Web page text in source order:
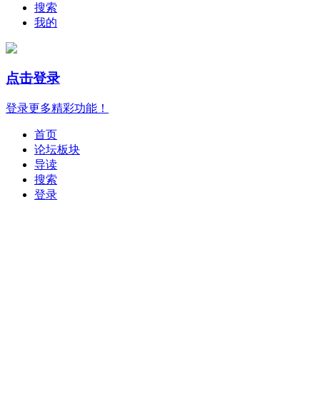
搜索
我的
点击登录
登录更多精彩功能！
首页
论坛板块
导读
搜索
登录